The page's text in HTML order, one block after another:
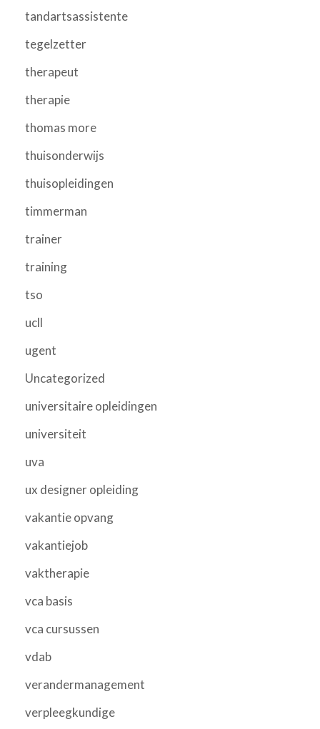
tandartsassistente
tegelzetter
therapeut
therapie
thomas more
thuisonderwijs
thuisopleidingen
timmerman
trainer
training
tso
ucll
ugent
Uncategorized
universitaire opleidingen
universiteit
uva
ux designer opleiding
vakantie opvang
vakantiejob
vaktherapie
vca basis
vca cursussen
vdab
verandermanagement
verpleegkundige